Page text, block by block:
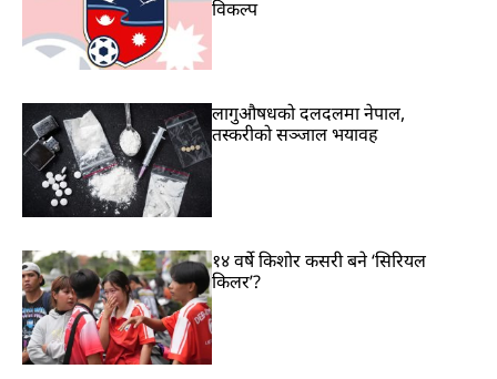
विकल्प
लागुऔषधको दलदलमा नेपाल,
तस्करीको सञ्जाल भयावह
१४ वर्षे किशोर कसरी बने ‘सिरियल
किलर’?